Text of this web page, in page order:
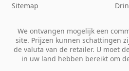
Sitemap
We ontvangen mogelijk een
site. Prijzen kunnen schattingen
de valuta van de retailer. U moet
in uw land hebben bereikt om